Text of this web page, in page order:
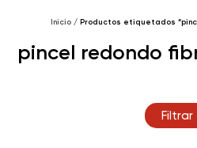
Inicio / Productos etiquetados
pincel redondo
Filtrar